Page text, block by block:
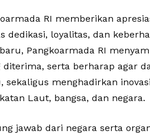
RI memberikan
dedikasi, loyalitas, dan
Pangkoarmada RI
diterima, serta berharap agar
menghadirkan
Laut, bangsa, dan negara.
jawab dari negara serta